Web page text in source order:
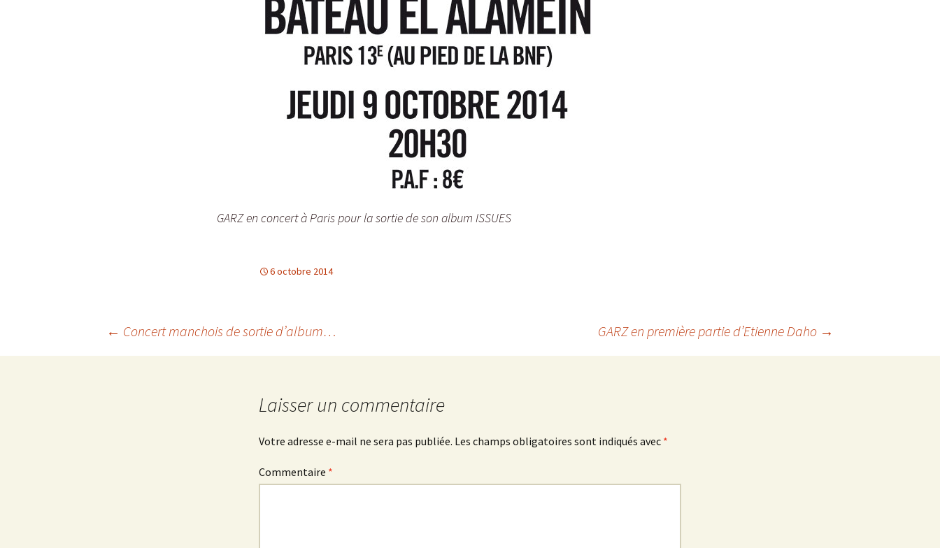
GARZ en concert à Paris pour la sortie de son album ISSUES
6 octobre 2014
Navigation
← Concert manchois de sortie d’album… GARZ en première partie d’Etienne Daho →
Laisser un commentaire
Votre adresse e-mail ne sera pas publiée. Les champs obligatoires sont indiqués avec *
Commentaire *